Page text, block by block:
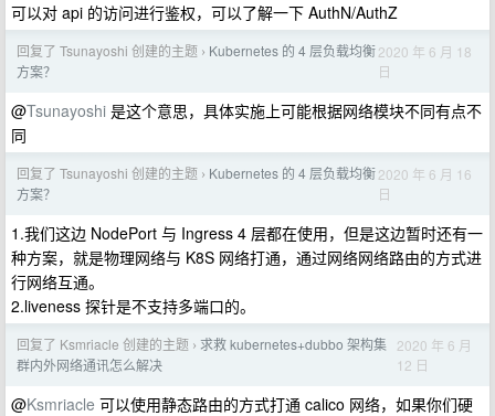
可以对 api 的访问进行鉴权，可以了解一下 AuthN/AuthZ
回复了 Tsunayoshi 创建的主题 › Kubernetes 的 4 层负载均衡
方案？
2020 年 6 月 18
日
@Tsunayoshi 是这个意思，具体实施上可能根据网络模块不同有点不
同
回复了 Tsunayoshi 创建的主题 › Kubernetes 的 4 层负载均衡
方案？
2020 年 6 月 16
日
1.我们这边 NodePort 与 Ingress 4 层都在使用，但是这边暂时还有一
种方案，就是物理网络与 K8S 网络打通，通过网络网络路由的方式进
行网络互通。
2.liveness 探针是不支持多端口的。
回复了 Ksmriacle 创建的主题 › 求救 kubernetes+dubbo 架构集
群内外网络通讯怎么解决
2020 年 6 月
12 日
@Ksmriacle 可以使用静态路由的方式打通 calico 网络，如果你们硬